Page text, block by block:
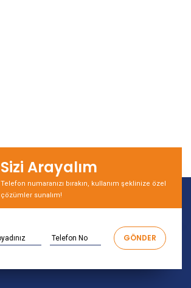
Sizi Arayalım
Telefon numaranızı bırakın, kullanım şeklinize özel
çözümler sunalım!